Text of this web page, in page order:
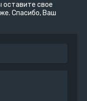
оставите свое
Спасибо, Ваш